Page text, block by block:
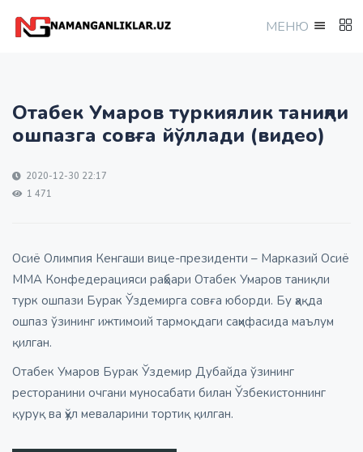
МEНЮ
Отабек Умаров туркиялик таниқли
ошпазга совға йўллади (видео)
2020-12-30 22:17
1 471
Осиё Олимпия Кенгаши вице-президенти – Марказий Осиё
ММА Конфедерацияси раҳбари Отабек Умаров таниқли
турк ошпази Бурак Ўздемирга совға юборди. Бу ҳақда
ошпаз ўзининг ижтимоий тармоқдаги саҳифасида маълум
қилган.
Отабек Умаров Бурак Ўздемир Дубайда ўзининг
ресторанини очгани муносабати билан Ўзбекистоннинг
қуруқ ва ҳўл меваларини тортиқ қилган.